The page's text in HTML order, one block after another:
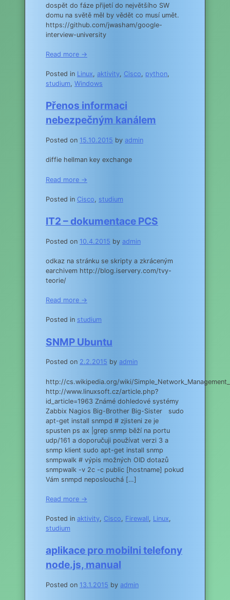
dospět do fáze přijetí do největšího SW
domu na světě měl by vědět co musí umět.
https://github.com/jwasham/google-
interview-university
Read more →
Posted in Linux, aktivity, Cisco, python,
studium, Windows
Přenos informaci
nebezpečným kanálem
Posted on 15.10.2015 by admin
diffie hellman key exchange
Read more →
Posted in Cisco, studium
IT2 – dokumentace PCS
Posted on 10.4.2015 by admin
odkaz na stránku se skripty a zkráceným
earchivem http://blog.iservery.com/tvy-
teorie/
Read more →
Posted in studium
SNMP Ubuntu
Posted on 2.2.2015 by admin
http://cs.wikipedia.org/wiki/
http://www.linuxsoft.cz/article.php?
id_article=1963 Známé dohledové systémy
Zabbix Nagios Big-Brother Big-Sister sudo
apt-get install snmpd # zjisteni ze je
spusten ps ax |grep snmp běží na portu
udp/161 a doporučuji používat verzi 3 a
snmp klient sudo apt-get install snmp
snmpwalk # výpis možných OID dotazů
snmpwalk -v 2c -c public [hostname] pokud
Vám snmpd neposlouchá […]
Read more →
Posted in aktivity, Cisco, Firewall, Linux,
studium
aplikace pro mobilni telefony
node.js, manual
Posted on 13.1.2015 by admin